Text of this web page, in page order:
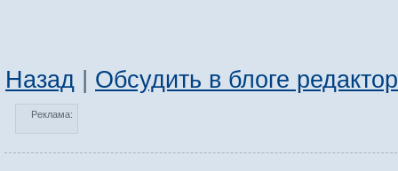
Назад | Обсудить в блоге
Реклама: